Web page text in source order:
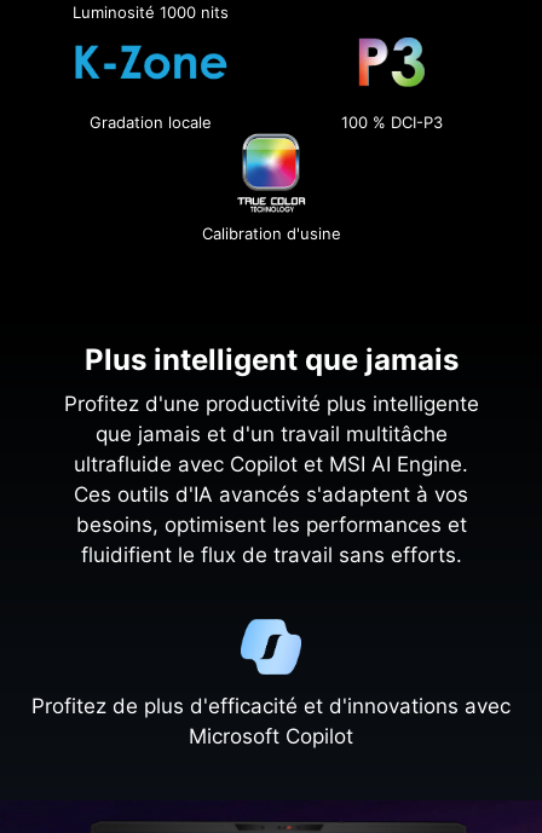
Luminosité 1000 nits
Gradation locale 100 % DCI-P3
Calibration d'usine
Plus intelligent que jamais
Profitez d'une productivité plus intelligente
que jamais et d'un travail multitâche
ultrafluide avec Copilot et MSI AI Engine.
Ces outils d'IA avancés s'adaptent à vos
besoins, optimisent les performances et
fluidifient le flux de travail sans efforts.
Profitez de plus d'efficacité et d'innovations avec
Microsoft Copilot